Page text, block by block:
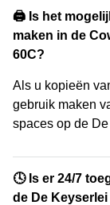
🖨️ Is het
maken in de
60C?
Als u kopieën
gebruik maken
spaces op de
🕓 Is er 24/7
de De Keyserlei